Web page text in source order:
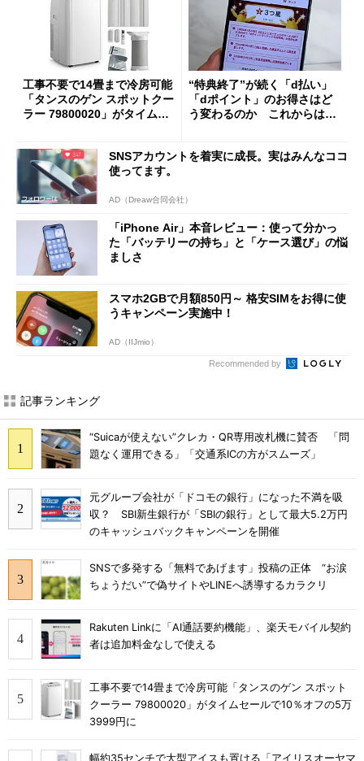
工事不要で14畳まで冷房可能
「タンスのゲン スポットクー
ラー 79800020」がタイムセ
“特典終了”が続く「d払い」
「dポイント」のお得さはど
う変わるのか これからは
SNSアカウントを着実に成長。実はみんなココ
使ってます。
AD（Dreaw合同会社）
「iPhone Air」本音レビュー：使って分かっ
た「バッテリーの持ち」と「ケース選び」の悩
ましさ
スマホ2GBで月額850円～ 格安SIMをお得に使
うキャンペーン実施中！
AD（IIJmio）
Recommended by
記事ランキング
“Suicaが使えない”クレカ・QR専用改札機に賛否 「問
題なく運用できる」「交通系ICの方がスムーズ」
元グループ会社が「ドコモの銀行」になった不満を吸
収？ SBI新生銀行が「SBIの銀行」として最大5.2万円
のキャッシュバックキャンペーンを開催
SNSで多発する「無料であげます」投稿の正体 “お涙
ちょうだい”で偽サイトやLINEへ誘導するカラクリ
Rakuten Linkに「AI通話要約機能」、楽天モバイル契約
者は追加料金なしで使える
工事不要で14畳まで冷房可能「タンスのゲン スポット
クーラー 79800020」がタイムセールで10％オフの5万
3999円に
幅約35センチで大型アイスも置ける「アイリスオーヤマ